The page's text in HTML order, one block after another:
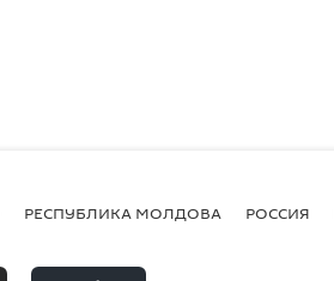
РЕСПУБЛИКА МОЛДОВА РОССИЯ